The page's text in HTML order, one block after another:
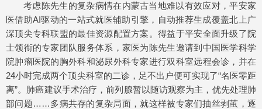
考虑陈先生的复杂病情在内蒙古当地难以有效应对，平安家
医借助AI驱动的一站式就医辅助引擎，自动推荐生成覆盖北上广
深顶尖专科联盟的最佳资源配置方案。得益于平安全面升级了院
士领衔的专家团队服务体系，家医为陈先生邀请到中国医学科学
院肿瘤医院的胸外科和泌尿外科专家进行双科室远程会诊，并在
24小时完成两个顶尖科室的二诊，足不出户便可实现了“名医零距
离”。肺癌建议手术治疗，前列腺暂以随访观察为主，优先处理肺
部问题……多病共存的复杂局面，就这样被专家们抽丝剥茧，逐